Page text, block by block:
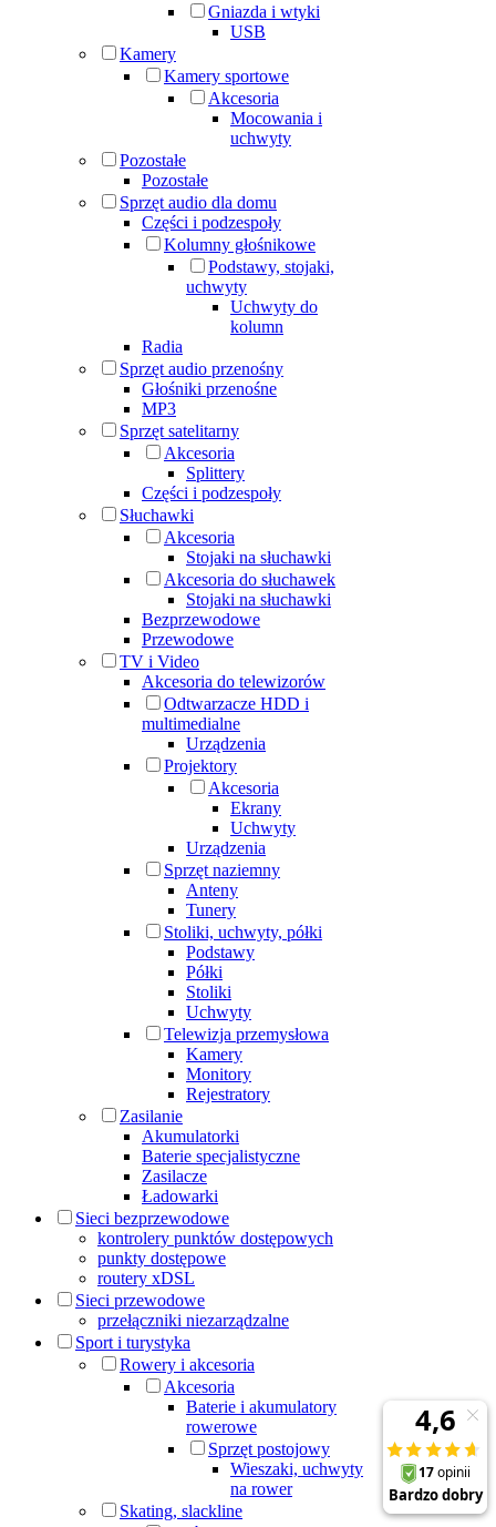
Gniazda i wtyki
USB
Kamery
Kamery sportowe
Akcesoria
Mocowania i
uchwyty
Pozostałe
Pozostałe
Sprzęt audio dla domu
Części i podzespoły
Kolumny głośnikowe
Podstawy, stojaki,
uchwyty
Uchwyty do
kolumn
Radia
Sprzęt audio przenośny
Głośniki przenośne
MP3
Sprzęt satelitarny
Akcesoria
Splittery
Części i podzespoły
Słuchawki
Akcesoria
Stojaki na słuchawki
Akcesoria do słuchawek
Stojaki na słuchawki
Bezprzewodowe
Przewodowe
TV i Video
Akcesoria do telewizorów
Odtwarzacze HDD i
multimedialne
Urządzenia
Projektory
Akcesoria
Ekrany
Uchwyty
Urządzenia
Sprzęt naziemny
Anteny
Tunery
Stoliki, uchwyty, półki
Podstawy
Półki
Stoliki
Uchwyty
Telewizja przemysłowa
Kamery
Monitory
Rejestratory
Zasilanie
Akumulatorki
Baterie specjalistyczne
Zasilacze
Ładowarki
Sieci bezprzewodowe
kontrolery punktów dostępowych
punkty dostępowe
routery xDSL
Sieci przewodowe
przełączniki niezarządzalne
Sport i turystyka
Rowery i akcesoria
Akcesoria
Baterie i akumulatory
rowerowe
Sprzęt postojowy
Wieszaki, uchwyty
na rower
Skating, slackline